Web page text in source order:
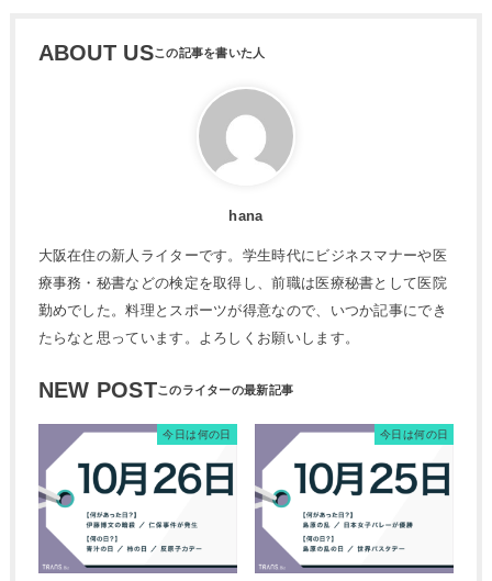
ABOUT US
hana
大阪在住の新人ライターです。学生時代にビジネスマナーや医
療事務・秘書などの検定を取得し、前職は医療秘書として医院
勤めでした。料理とスポーツが得意なので、いつか記事にでき
たらなと思っています。よろしくお願いします。
NEW POST
今日は何の日 今日は何の日